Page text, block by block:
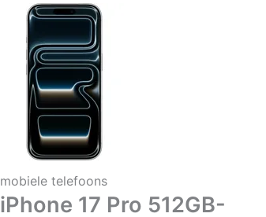
mobiele telefoons
iPhone 17 Pro 512GB-